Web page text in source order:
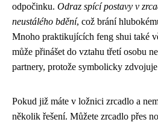
odpočinku. Odraz spící postavy v
neustálého bdění, což brání
Mnoho praktikujících feng shui také
může přinášet do vztahu třetí osobu
partnery, protože symbolicky
Pokud již máte v ložnici zrcadlo a
několik řešení. Můžete zrcadlo přes